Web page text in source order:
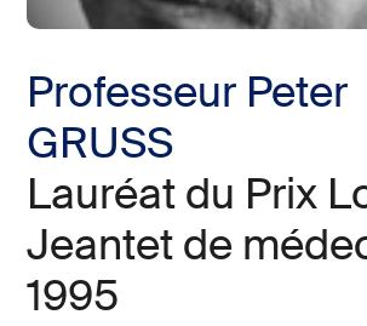
Professeur Peter
GRUSS
Lauréat du Prix
Jeantet de
1995